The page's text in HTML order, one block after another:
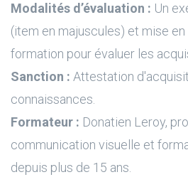
Modalités d’évaluation : Un
(item en majuscules) et mise
formation pour évaluer les
Sanction : Attestation
connaissances.
Formateur : Donatien Leroy,
communication visuelle et
depuis plus de 15 ans.